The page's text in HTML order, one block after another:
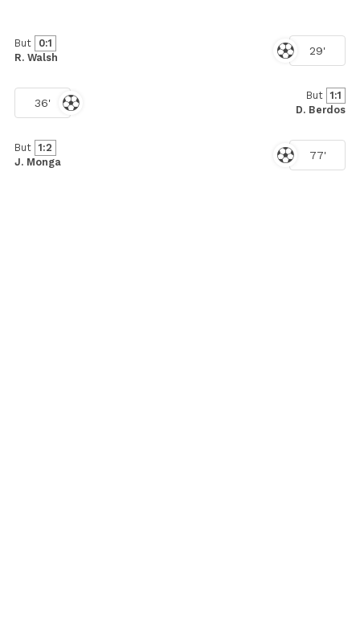
29'
But
0:1
R. Walsh
36'
But 1:1
D. Berdos
77'
But 1:2
J. Monga